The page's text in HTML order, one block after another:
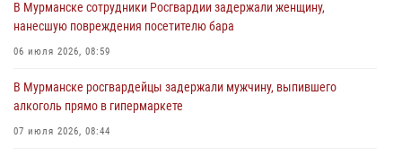
31 июля 2026, 08:48 3
Сотрудники Росгвардии задержали мужчину, не оплатившего счет в
30 июля 2026, 14:09
В Управлении Росгвардии по Мурманской области прошло пожарно-
В Мурманске сотрудники Росгвардии задержали женщину,
нанесшую повреждения посетителю бара
06 июля 2026, 08:59
В Мурманске росгвардейцы задержали мужчину, выпившего
алкоголь прямо в гипермаркете
07 июля 2026, 08:44